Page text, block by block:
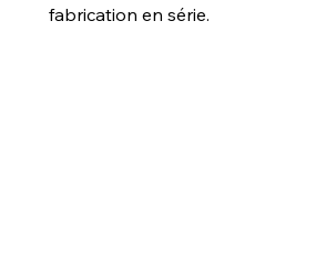
fabrication en série.